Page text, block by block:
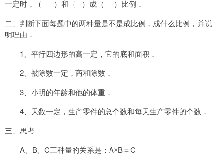
一定时，（
）和（ ） 成（ ）比例．
二、判断下面每题中的两种量是不是成比例，成什么比例，并说
明理由．
1 、平行四边形的高一定，它的底和面积．
2 、被除数一定，商和除数．
3 、小明的年龄和他的体重．
4 、天数一定，生产零件的总个数和每天生产零件的个数．
三、思考
A B C三种量的关系是： A×B＝C